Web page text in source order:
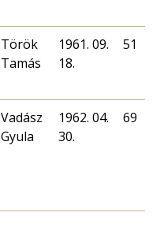
Török
Tamás
1961. 09.
18.
51
Vadász
Gyula
1962. 04.
30.
69